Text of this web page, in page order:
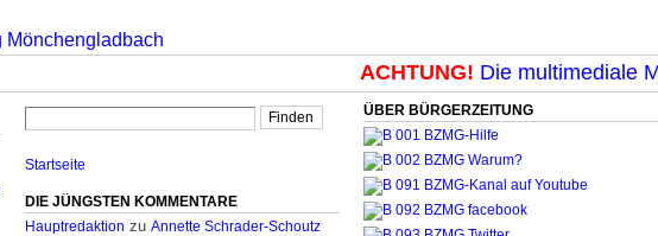
ACHTUNG!Die multimediale
Startseite
DIE JÜNGSTEN KOMMENTARE
Hauptredaktion zu Annette Schrader-Schoutz
ÜBER BÜRGERZEITUNG